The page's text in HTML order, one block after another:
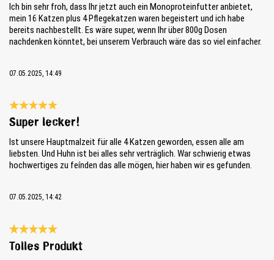
Ich bin sehr froh, dass Ihr jetzt auch ein Monoproteinfutter anbietet,
mein 16 Katzen plus 4 Pflegekatzen waren begeistert und ich habe
bereits nachbestellt. Es wäre super, wenn Ihr über 800g Dosen
nachdenken könntet, bei unserem Verbrauch wäre das so viel einfacher.
07.05.2025, 14:49
Bewertung mit 5 von 5 Sternen
Super lecker!
Ist unsere Hauptmalzeit für alle 4 Katzen geworden, essen alle am
liebsten. Und Huhn ist bei alles sehr verträglich. War schwierig etwas
hochwertiges zu feínden das alle mögen, hier haben wir es gefunden.
07.05.2025, 14:42
Bewertung mit 5 von 5 Sternen
Tolles Produkt